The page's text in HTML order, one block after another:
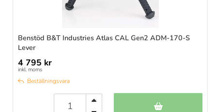
Benstöd B&T Industries Atlas CAL Gen2 ADM-170-S
Lever
4 795 kr
inkl. moms
Beställningsvara